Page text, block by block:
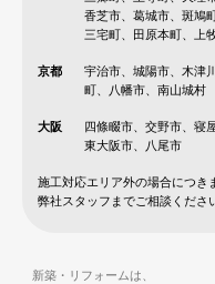
香芝市、葛城市、斑鳩
三宅町、田原本町、上
京都
宇治市、城陽市、木津
町、八幡市、南山城村
大阪
四條畷市、交野市、寝
東大阪市、八尾市
施工対応エリア外の場合につき
弊社スタッフまでご相談くださ
新築・リフォームは、